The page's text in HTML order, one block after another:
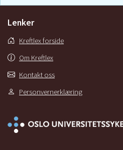
Lenker
Kreftlex forside
Om Kreftlex
Kontakt oss
Personvernerklæring